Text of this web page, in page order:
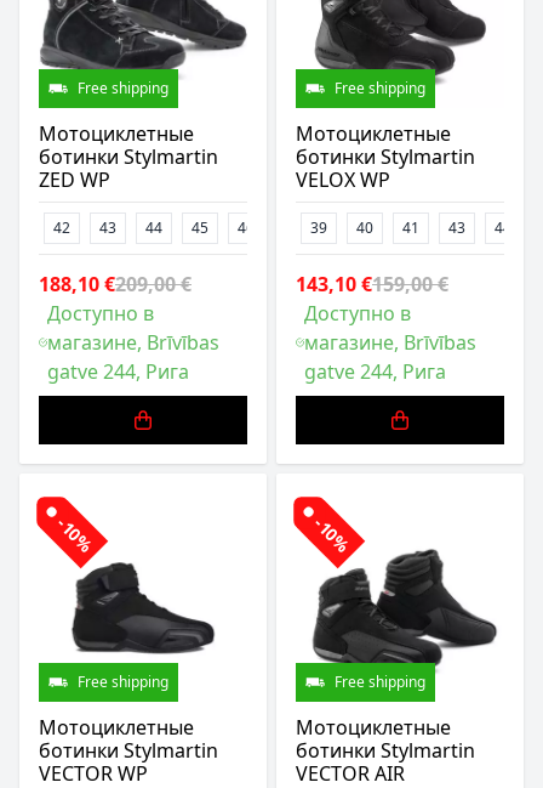
Free shipping
Мотоциклетные
ботинки Stylmartin
ZED WP
42 43 44 45 46
188,10 €209,00 €
Доступно в
магазине, Brīvības
gatve 244, Рига
Free shipping
Мотоциклетные
ботинки Stylmartin
VELOX WP
39 40 41 43 44
143,10 €159,00 €
Доступно в
магазине, Brīvības
gatve 244, Рига
-10%
Free shipping
Мотоциклетные
ботинки Stylmartin
VECTOR WP
-10%
Free shipping
Мотоциклетные
ботинки Stylmartin
VECTOR AIR